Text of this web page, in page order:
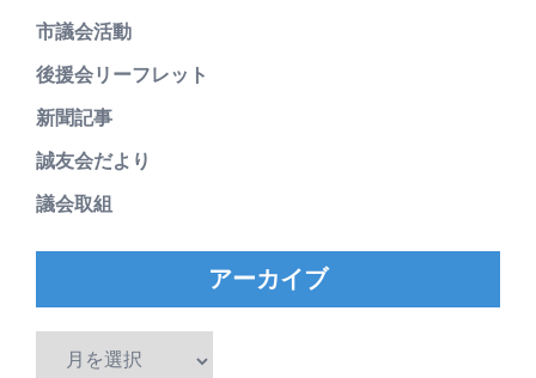
市議会活動
後援会リーフレット
新聞記事
誠友会だより
議会取組
アーカイブ